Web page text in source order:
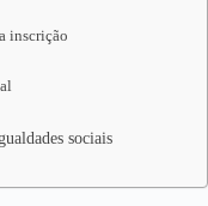
inscrição
sociais